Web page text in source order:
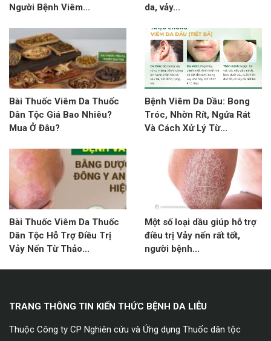
Người Bệnh Viêm...
da, vảy...
Bài Thuốc Viêm Da Thuốc
Dân Tộc Giá Bao Nhiêu?
Mua Ở Đâu?
Bệnh Viêm Da Dầu: Bong
Tróc, Nhờn Rít, Ngứa Rát
Và Cách Xử Lý Từ...
Bài Thuốc Viêm Da Thuốc
Dân Tộc Hỗ Trợ Điều Trị
Vảy Nến Từ Thảo...
Một số loại dầu giúp hỗ trợ
điều trị Vảy nến rất tốt,
người bệnh...
TRANG THÔNG TIN KIẾN THỨC BỆNH DA LIỄU
Thuộc Công ty CP Nghiên cứu và Ứng dụng Thuốc dân tộc